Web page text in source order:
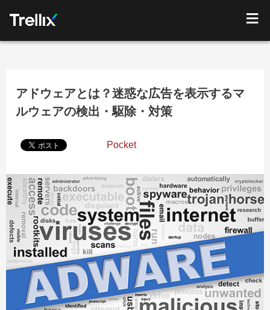
アドウェアとは？迷惑な広告を表示するマ
ルウェアの検出・駆除・対策
Pocket